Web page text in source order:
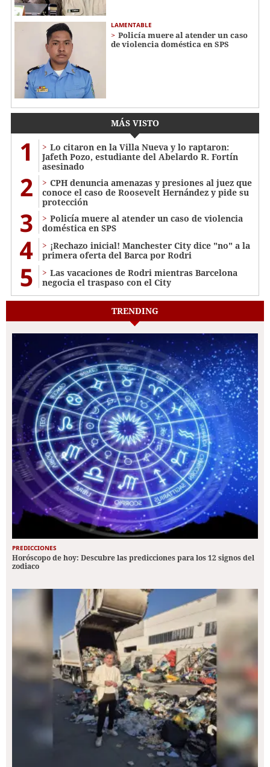
LAMENTABLE
Policía muere al atender un caso
de violencia doméstica en SPS
MÁS VISTO
1
Lo citaron en la Villa Nueva y lo raptaron:
Jafeth Pozo, estudiante del Abelardo R. Fortín
asesinado
2
CPH denuncia amenazas y presiones al juez que
conoce el caso de Roosevelt Hernández y pide su
protección
3
Policía muere al atender un caso de violencia
doméstica en SPS
4
¡Rechazo inicial! Manchester City dice "no" a la
primera oferta del Barca por Rodri
5
Las vacaciones de Rodri mientras Barcelona
negocia el traspaso con el City
TRENDING
PREDICCIONES
Horóscopo de hoy: Descubre las predicciones para los 12 signos del
zodiaco